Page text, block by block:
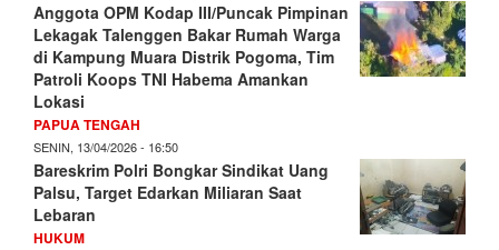
Anggota OPM Kodap III/Puncak Pimpinan
Lekagak Talenggen Bakar Rumah Warga
di Kampung Muara Distrik Pogoma, Tim
Patroli Koops TNI Habema Amankan
Lokasi
PAPUA TENGAH
SENIN, 13/04/2026 - 16:50
Bareskrim Polri Bongkar Sindikat Uang
Palsu, Target Edarkan Miliaran Saat
Lebaran
HUKUM